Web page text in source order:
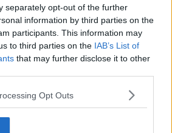
separately opt-out of the further
information by third parties on the
participants. This information may
to third parties on the IAB’s List of
that may further disclose it to other
Opt Outs
è stato chiesto il rinvio a giudizio ci
e della Regione UmbriaMaria Rita
del consorzio Nodavia che aveva
i lavori, dirigenti del ministero delle
Incalza e Giuseppe Mele.
e messa ai domiciliari nel
contatti politici a Roma. Il tutto per
per il marito nei lavori per la ricostruzione